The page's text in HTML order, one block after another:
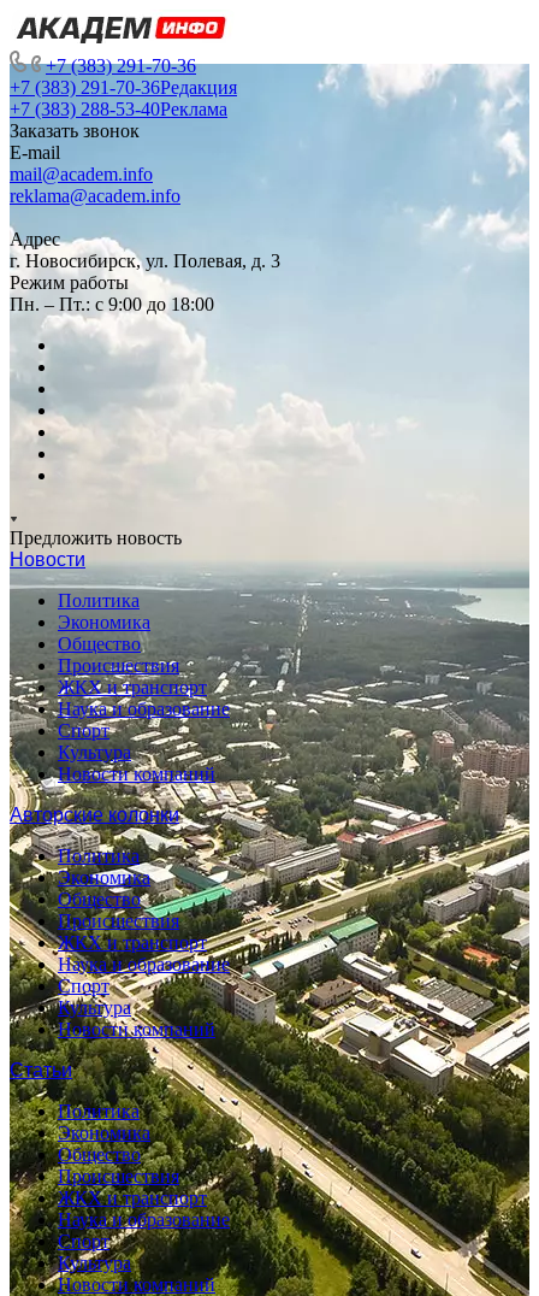
+7 (383) 291-70-36
+7 (383) 291-70-36Редакция
+7 (383) 288-53-40Реклама
Заказать звонок
E-mail
mail@academ.info
reklama@academ.info
Адрес
г. Новосибирск, ул. Полевая, д. 3
Режим работы
Пн. – Пт.: с 9:00 до 18:00
Предложить новость
Новости
Политика
Экономика
Общество
Происшествия
ЖКХ и транспорт
Наука и образование
Спорт
Культура
Новости компаний
Авторские колонки
Политика
Экономика
Общество
Происшествия
ЖКХ и транспорт
Наука и образование
Спорт
Культура
Новости компаний
Статьи
Политика
Экономика
Общество
Происшествия
ЖКХ и транспорт
Наука и образование
Спорт
Культура
Новости компаний